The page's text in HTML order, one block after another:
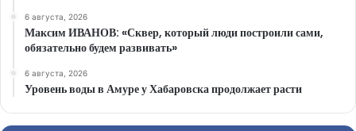
6 августа, 2026
Максим ИВАНОВ: «Сквер, который люди построили сами,
обязательно будем развивать»
6 августа, 2026
Уровень воды в Амуре у Хабаровска продолжает расти